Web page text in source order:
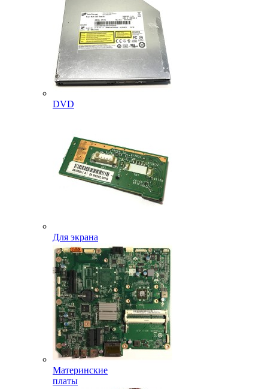
DVD
Для экрана
Материнские
платы